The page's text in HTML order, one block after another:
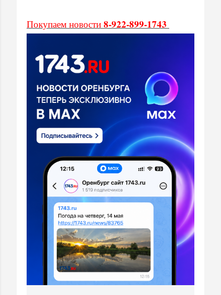
Покупаем новости 8-922-899-1743